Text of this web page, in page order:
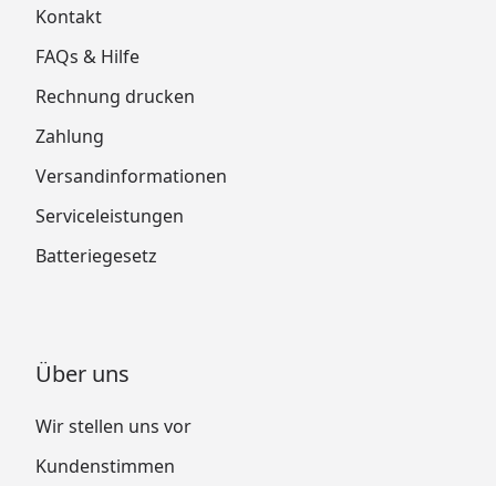
Kontakt
FAQs & Hilfe
Rechnung drucken
Zahlung
Versandinformationen
Serviceleistungen
Batteriegesetz
Über uns
Wir stellen uns vor
Kundenstimmen